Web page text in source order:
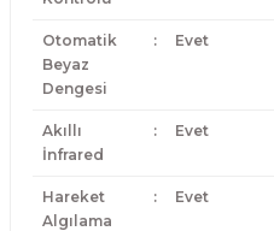
Otomatik
Beyaz
Dengesi
: Evet
Akıllı
İnfrared
: Evet
Hareket
Algılama
: Evet